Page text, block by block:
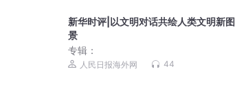
新华时评|以文明对话共绘人类文明新图
景
专辑：
人民日报海外网 44